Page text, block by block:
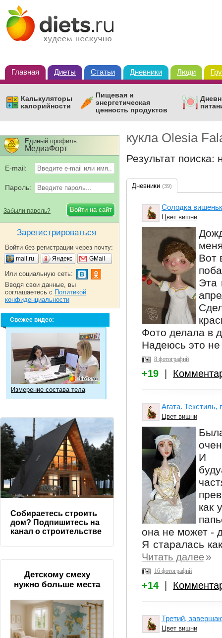
Главная Диеты Статьи Дневники Люди
Калькуляторы
калорийности
Пищевая и
энергетическая
ценность продуктов
кукла Olesia
Результат
Дневники (39)
Солодка
Цвет вишни
Вот
Эта
Фото делала в
Надеюсь это
8 фотографий
+19
Агата.
Цвет вишни
И
как
она не может -
Я старалась
Читать далее»
16 фотографий
+14
Третий,
Цвет вишни
Единый профиль
МедиаФорт
E-mail:
Пароль:
Забыли пароль?
Зарегистрироваться
Войти без регистрации через почту:
mail.ru Яндекс GMail
Или социальную сеть:
Вводя свои данные, вы
соглашаетесь с Политикой
конфиденциальности
Свежее видео:
Измерение состава тела
Собираетесь строить
дом? Подпишитесь на
канал о строительстве
Детскому смеху
нужно больше места